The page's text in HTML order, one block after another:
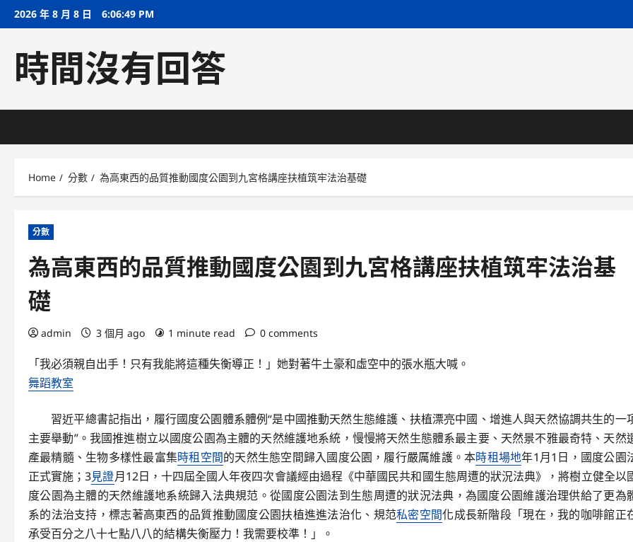
Skip2026 年 8 月 8 日 6:06:50 PM
時間沒有回答
Home 分數 為高東西的品質推動國度公園到九宮格講座扶植筑牢法治基礎
分數
為高東西的品質推動國度公園到九宮格講座扶植筑牢法治基
礎
admin 3 個月 ago 1 minute read 0 comments
「我必須親自出手！只有我能將這種失衡導正！」她對著牛土豪和虛空中的張水瓶大喊。
舞蹈教室
習近平總書記指出，履行國度公園體系體例“是中國推動天然生態維護、扶植漂亮中國、增進人與天然協調共生的一
主要舉動”。我國推進樹立以國度公園為主體的天然維護地系統，慢慢將天然生態體系最主要、天然景不雅最奇特、天然
產最精髓、生物多樣性最富集時租空間的天然生態空間歸入國度公園，履行嚴厲維護。本時租場地年1月1日，國度公園
正式實施；3見證月12日，十四屆全國人年夜四次會議經由過程《中華國民共和國生態周遭的狀況法典》，將樹立健全以
度公園為主體的天然維護地系統歸入法典規范。從國度公園法到生態周遭的狀況法典，為國度公園維護治理供給了更為
系的法治支持，標志著高東西的品質推動國度公園扶植進進法治化、規范私密空間化成長新階段「現在，我的咖啡館正
承受百分之八十七點八八的結構失衡壓力！我需要校準！」。